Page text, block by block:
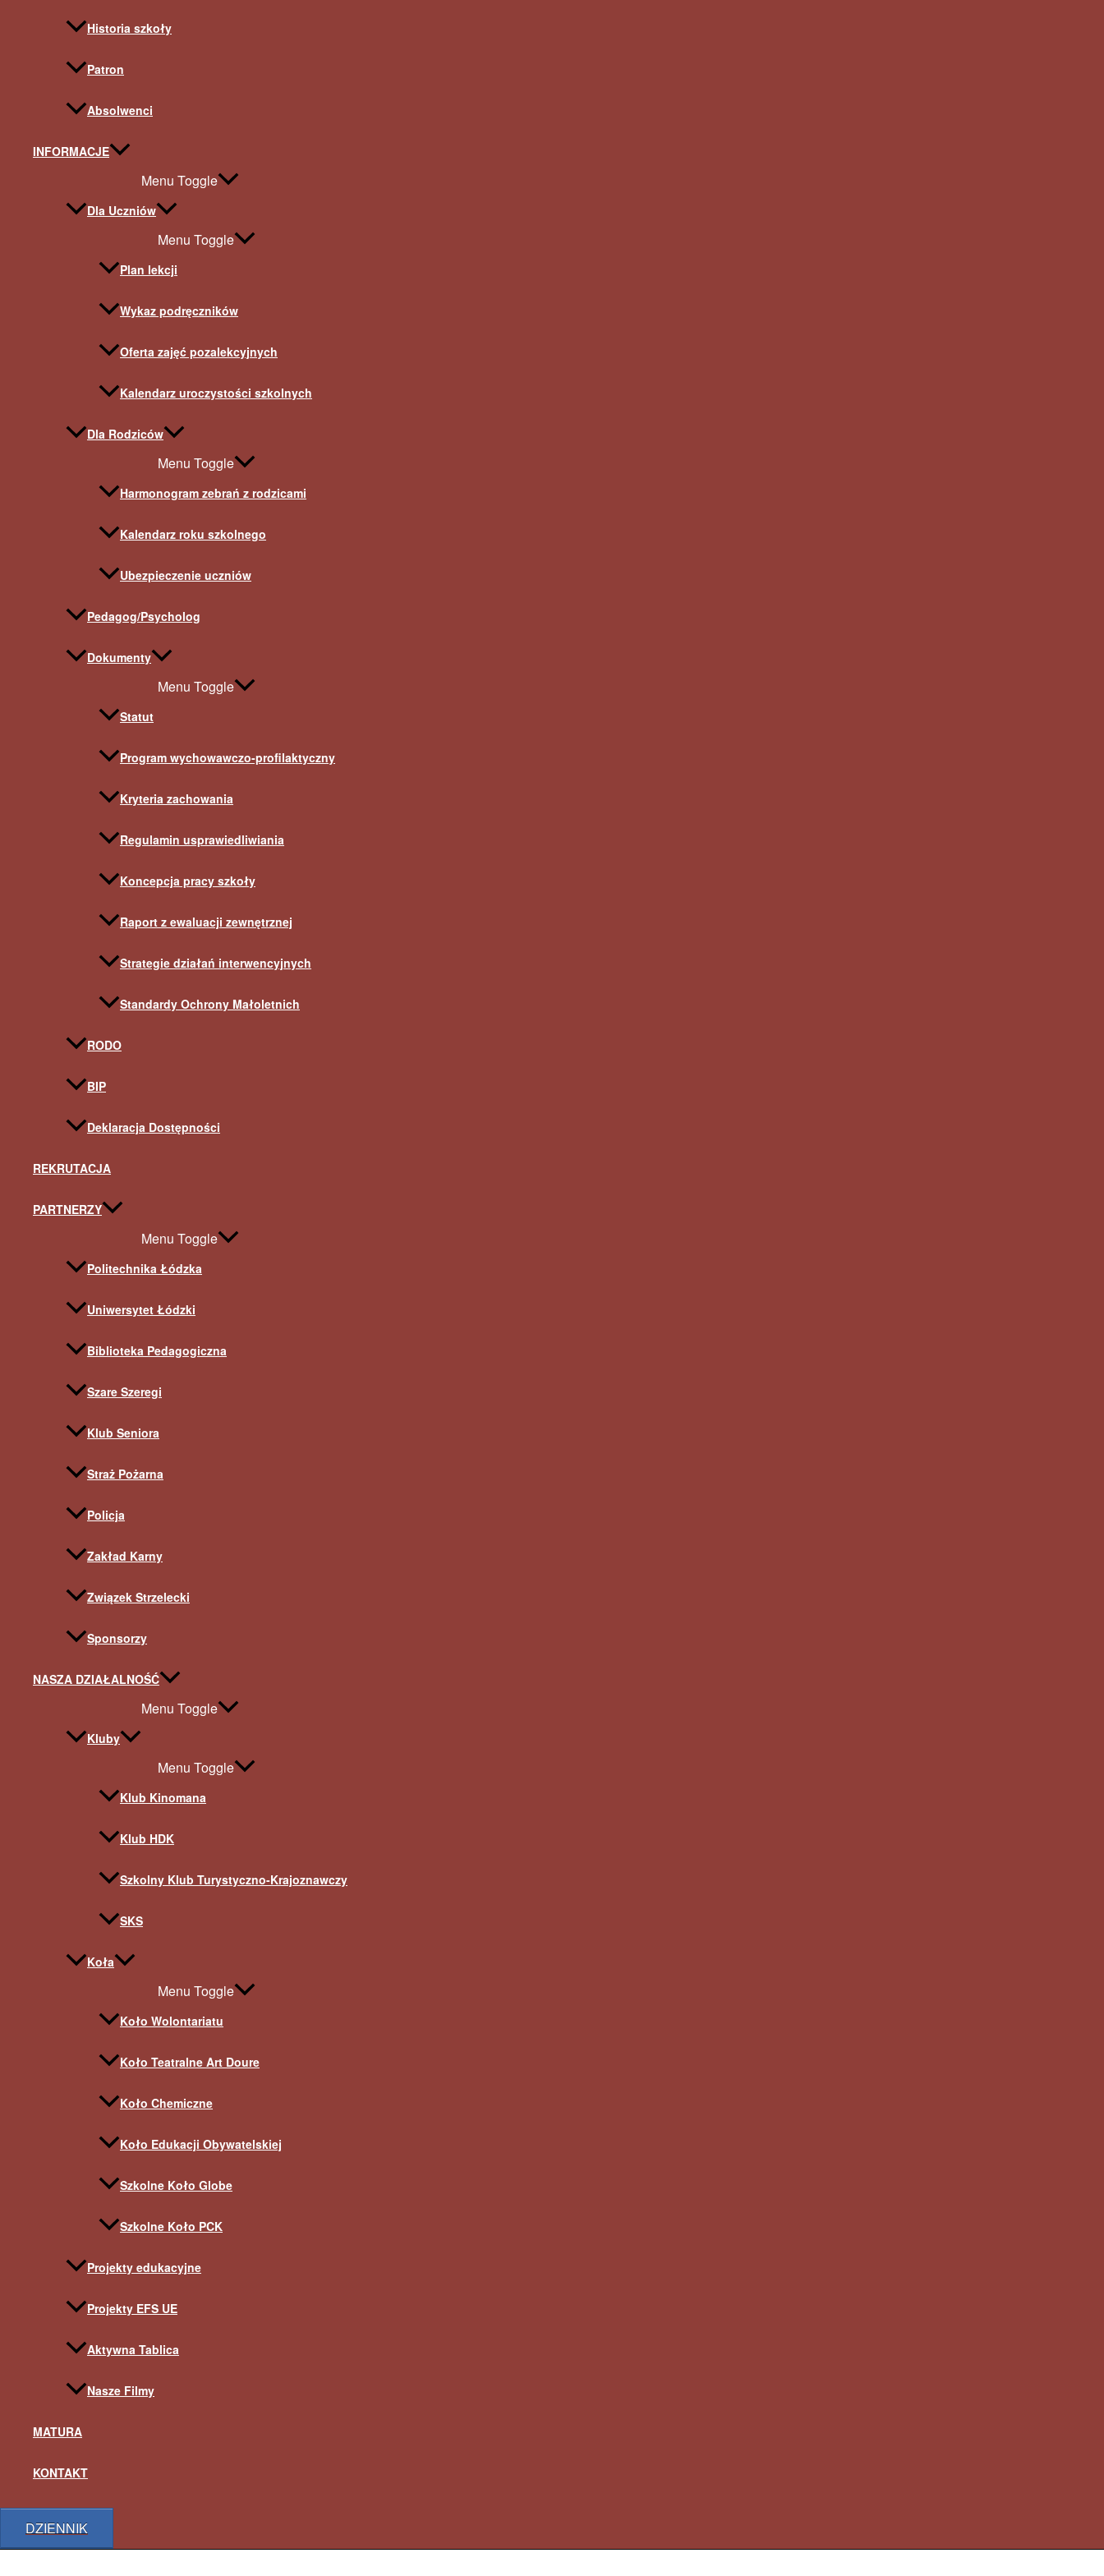
Historia szkoły
Patron
Absolwenci
INFORMACJE
Menu Toggle
Dla Uczniów
Menu Toggle
Plan lekcji
Wykaz podręczników
Oferta zajęć pozalekcyjnych
Kalendarz uroczystości szkolnych
Dla Rodziców
Menu Toggle
Harmonogram zebrań z rodzicami
Kalendarz roku szkolnego
Ubezpieczenie uczniów
Pedagog/Psycholog
Dokumenty
Menu Toggle
Statut
Program wychowawczo-profilaktyczny
Kryteria zachowania
Regulamin usprawiedliwiania
Koncepcja pracy szkoły
Raport z ewaluacji zewnętrznej
Strategie działań interwencyjnych
Standardy Ochrony Małoletnich
RODO
BIP
Deklaracja Dostępności
REKRUTACJA
PARTNERZY
Menu Toggle
Politechnika Łódzka
Uniwersytet Łódzki
Biblioteka Pedagogiczna
Szare Szeregi
Klub Seniora
Straż Pożarna
Policja
Zakład Karny
Związek Strzelecki
Sponsorzy
NASZA DZIAŁALNOŚĆ
Menu Toggle
Kluby
Menu Toggle
Klub Kinomana
Klub HDK
Szkolny Klub Turystyczno-Krajoznawczy
SKS
Koła
Menu Toggle
Koło Wolontariatu
Koło Teatralne Art Doure
Koło Chemiczne
Koło Edukacji Obywatelskiej
Szkolne Koło Globe
Szkolne Koło PCK
Projekty edukacyjne
Projekty EFS UE
Aktywna Tablica
Nasze Filmy
MATURA
KONTAKT
DZIENNIK